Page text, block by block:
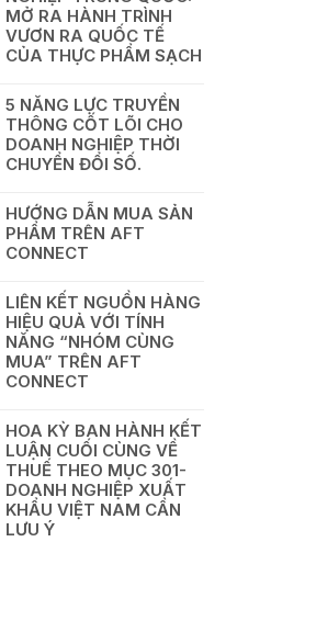
MỞ RA HÀNH TRÌNH
VƯƠN RA QUỐC TẾ
CỦA THỰC PHẨM SẠCH
5 NĂNG LỰC TRUYỀN
THÔNG CỐT LÕI CHO
DOANH NGHIỆP THỜI
CHUYỂN ĐỔI SỐ.
HƯỚNG DẪN MUA SẢN
PHẨM TRÊN AFT
CONNECT
LIÊN KẾT NGUỒN HÀNG
HIỆU QUẢ VỚI TÍNH
NĂNG “NHÓM CÙNG
MUA” TRÊN AFT
CONNECT
HOA KỲ BAN HÀNH KẾT
LUẬN CUỐI CÙNG VỀ
THUẾ THEO MỤC 301-
DOANH NGHIỆP XUẤT
KHẨU VIỆT NAM CẦN
LƯU Ý